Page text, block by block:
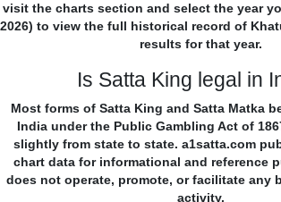
visit the charts section and select the year
2026) to view the full historical record of
results for that year.
Is Satta King legal in
Most forms of Satta King and Satta Matka
India under the Public Gambling Act of
slightly from state to state. a1satta.com
chart data for informational and reference
does not operate, promote, or facilitate any
activity.